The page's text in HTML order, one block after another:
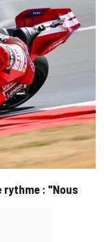
rythme : "Nous